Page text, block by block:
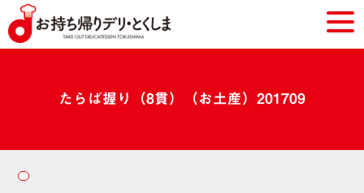
たらば握り（8貫）（お土産）201709